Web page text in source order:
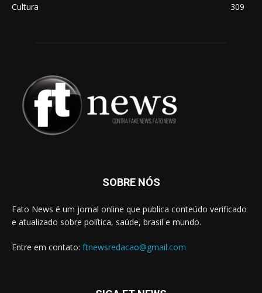
Cultura
309
SOBRE NÓS
Fato News é um jornal online que publica conteúdo verificado
e atualizado sobre política, saúde, brasil e mundo.
Entre em contato: ftnewsredacao@gmail.com